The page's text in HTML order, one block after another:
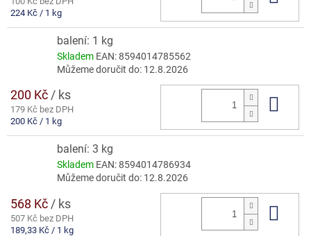
Měrná
224 Kč / 1 kg
balení: 1 kg
Skladem EAN:8594014785562
Můžeme doručit do: 12.8.2026
200 Kč/ ks
179 Kč bez DPH
Měrná
200 Kč / 1 kg
balení: 3 kg
Skladem EAN:8594014786934
Můžeme doručit do: 12.8.2026
568 Kč / ks
507 Kč bez DPH
Měrná
189,33 Kč / 1 kg